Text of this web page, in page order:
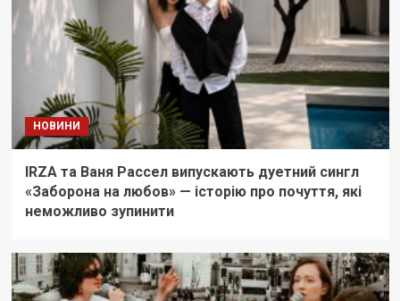
НОВИНИ
IRZA та Ваня Рассел випускають дуетний сингл
«Заборона на любов» — історію про почуття, які
неможливо зупинити